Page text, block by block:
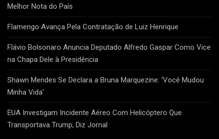
Melhor Nota do País
Flamengo Avança Pela Contratação de Luiz Henrique
Flávio Bolsonaro Anuncia Deputado Alfredo Gaspar Como Vice
na Chapa Dele à Presidência
Shawn Mendes Se Declara a Bruna Marquezine: ‘Você Mudou
Minha Vida’
EUA Investigam Incidente Aéreo Com Helicóptero Que
Transportava Trump, Diz Jornal